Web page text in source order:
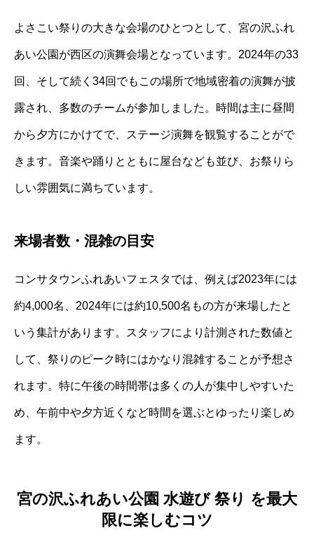
よさこい祭りの大きな会場のひとつとして、宮の沢ふれ
あい公園が西区の演舞会場となっています。2024年の33
回、そして続く34回でもこの場所で地域密着の演舞が披
露され、多数のチームが参加しました。時間は主に昼間
から夕方にかけてで、ステージ演舞を観覧することがで
きます。音楽や踊りとともに屋台なども並び、お祭りら
しい雰囲気に満ちています。
来場者数・混雑の目安
コンサタウンふれあいフェスタでは、例えば2023年には
約4,000名、2024年には約10,500名もの方が来場したと
いう集計があります。スタッフにより計測された数値と
して、祭りのピーク時にはかなり混雑することが予想さ
れます。特に午後の時間帯は多くの人が集中しやすいた
め、午前中や夕方近くなど時間を選ぶとゆったり楽しめ
ます。
宮の沢ふれあい公園 水遊び 祭り を最大
限に楽しむコツ